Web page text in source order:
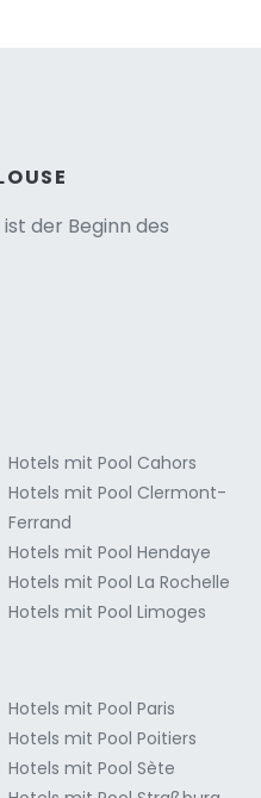
der Beginn des
Hotels mit Pool Cahors
Hotels mit Pool Clermont-
Ferrand
Hotels mit Pool Hendaye
Hotels mit Pool La Rochelle
Hotels mit Pool Limoges
Hotels mit Pool Paris
Hotels mit Pool Poitiers
Hotels mit Pool Sète